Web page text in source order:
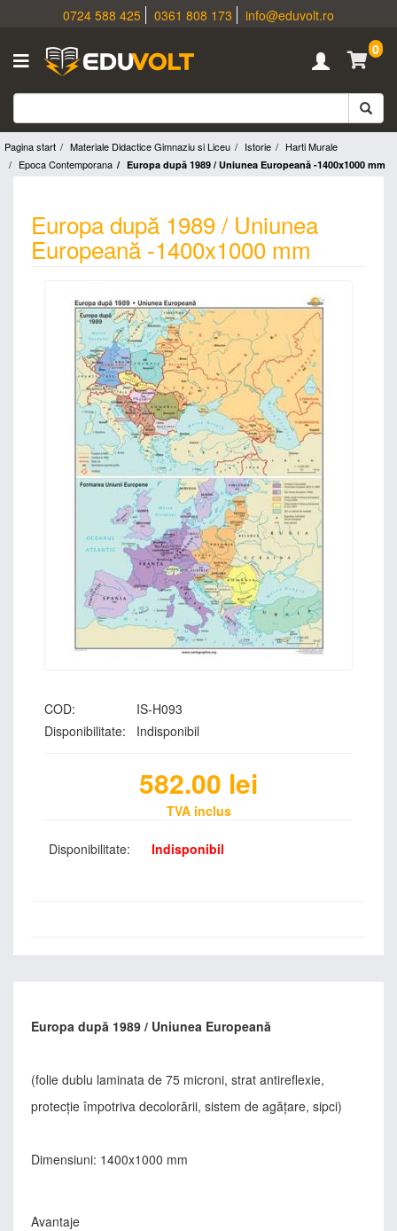
0724 588 425 0361 808 173
info@eduvolt.ro
0
Pagina start Materiale Didactice Gimnaziu si Liceu Istorie
Harti Murale
Epoca Contemporana
Europa după 1989 / Uniunea Europeană -1400x1000 mm
Europa după 1989 / Uniunea
Europeană -1400x1000 mm
COD:
IS-H093
Disponibilitate:
Indisponibil
582.00 lei
TVA inclus
Disponibilitate: Indisponibil
Europa după 1989 / Uniunea Europeană
(folie dublu laminata de 75 microni, strat antireflexie,
protecţie împotriva decolorării, sistem de agăţare, sipci)
Dimensiuni: 1400x1000 mm
Avantaje